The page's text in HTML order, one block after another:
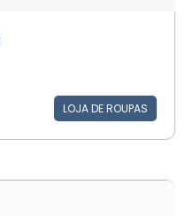
LOJA DE ROUPAS